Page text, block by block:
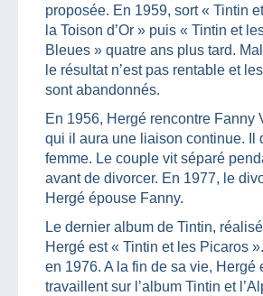
proposée. En 1959, sort « Tintin
la Toison d’Or » puis « Tintin et
Bleues » quatre ans plus tard.
le résultat n’est pas rentable et
sont abandonnés.
En 1956, Hergé rencontre Fanny
qui il aura une liaison continue. Il
femme. Le couple vit séparé
avant de divorcer. En 1977, le
Hergé épouse Fanny.
Le dernier album de Tintin,
Hergé est « Tintin et les Picaros
en 1976. A la fin de sa vie, Hergé
travaillent sur l’album Tintin et